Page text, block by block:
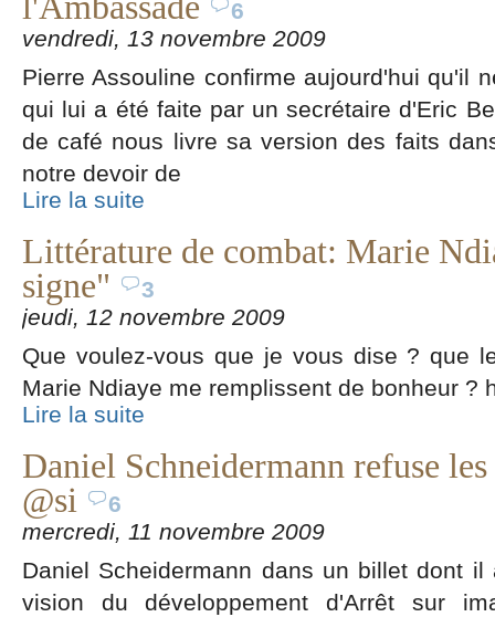
6
vendredi, 13 novembre 2009
Pierre Assouline confirme aujourd'hui qu'il
qui lui a été faite par un secrétaire d'Eric
de café nous livre sa version des faits
notre devoir de
Lire la suite
Littérature de combat: Marie
signe"
3
jeudi, 12 novembre 2009
Que voulez-vous que je vous dise ? que
Marie Ndiaye me remplissent de bonheur ?
Lire la suite
Daniel Schneidermann refuse
@si
6
mercredi, 11 novembre 2009
Daniel Scheidermann dans un billet dont
vision du développement d'Arrêt sur